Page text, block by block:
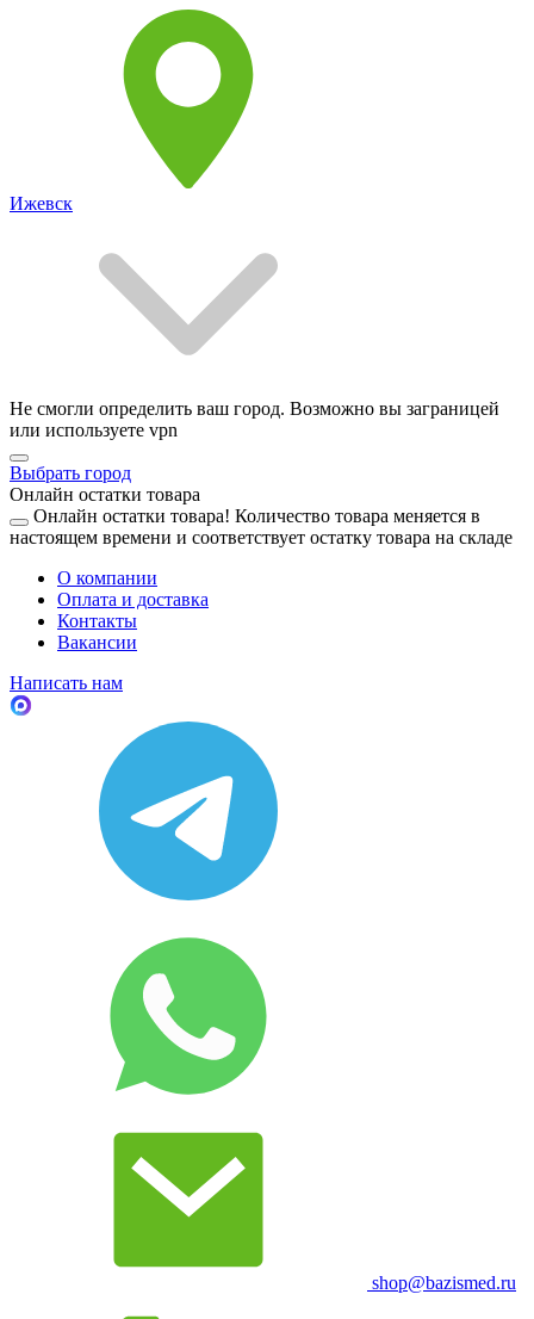
Ижевск
Не смогли определить ваш город. Возможно вы заграницей
или используете vpn
Выбрать город
Онлайн остатки товара
Онлайн остатки товара! Количество товара меняется в
настоящем времени и соответствует остатку товара на складе
О компании
Оплата и доставка
Контакты
Вакансии
Написать нам
shop@bazismed.ru